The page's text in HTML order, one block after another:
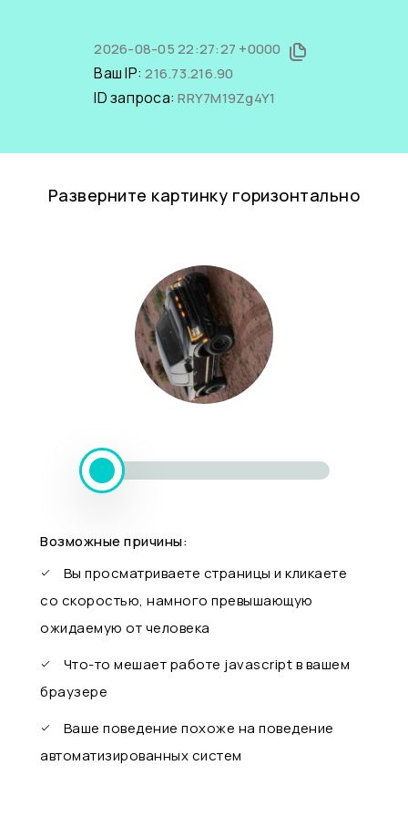
2026-08-05 22:27:27 +0000
Ваш IP:216.73.216.90
ID запроса:RRY7M19Zg4Y1
Разверните картинку горизонтально
Возможные причины:
Вы просматриваете страницы и кликаете
со скоростью, намного превышающую
ожидаемую от человека
Что-то мешает работе javascript в вашем
браузере
Ваше поведение похоже на поведение
автоматизированных систем